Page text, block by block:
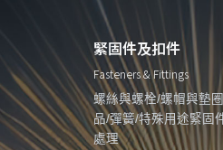
緊固件及扣件
Fasteners & Fittings
螺絲與螺栓/螺帽與墊
品/彈簧/特殊用途緊固
處理